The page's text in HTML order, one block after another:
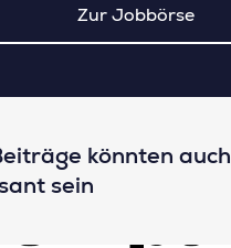
Zur Jobbörse
könnten auch
sein